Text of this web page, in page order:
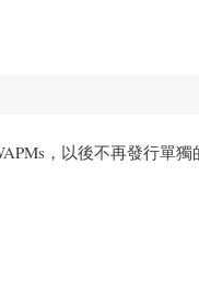
，以後不再發行單獨